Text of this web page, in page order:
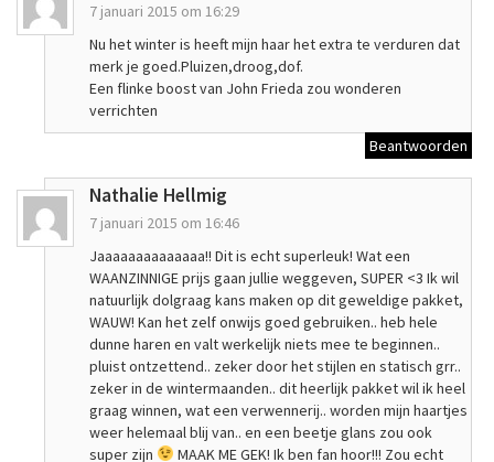
7 januari 2015 om 16:29
Nu het winter is heeft mijn haar het extra te verduren dat
merk je goed.Pluizen,droog,dof.
Een flinke boost van John Frieda zou wonderen
verrichten
Beantwoorden
Nathalie Hellmig
7 januari 2015 om 16:46
Jaaaaaaaaaaaaaa!! Dit is echt superleuk! Wat een
WAANZINNIGE prijs gaan jullie weggeven, SUPER <3 Ik wil
natuurlijk dolgraag kans maken op dit geweldige pakket,
WAUW! Kan het zelf onwijs goed gebruiken.. heb hele
dunne haren en valt werkelijk niets mee te beginnen..
pluist ontzettend.. zeker door het stijlen en statisch grr..
zeker in de wintermaanden.. dit heerlijk pakket wil ik heel
graag winnen, wat een verwennerij.. worden mijn haartjes
weer helemaal blij van.. en een beetje glans zou ook
super zijn
MAAK ME GEK! Ik ben fan hoor!!! Zou echt